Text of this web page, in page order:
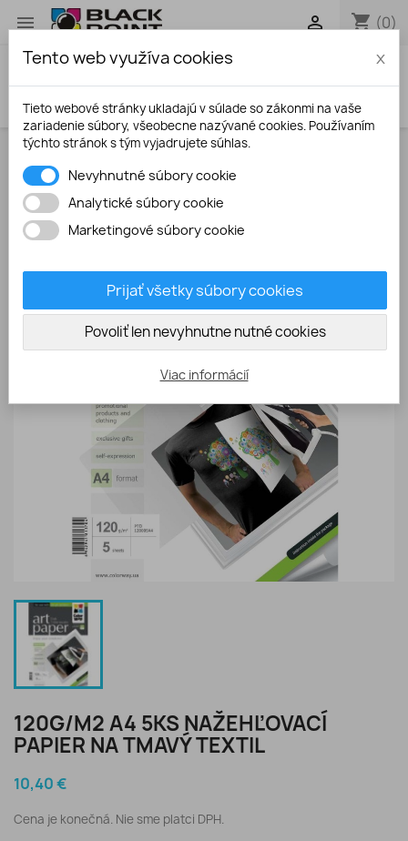
 shopping_cart (0)

search
nažehľovací papier na tmavý textil
120G/M2 A4 5KS NAŽEHĽOVACÍ
PAPIER NA TMAVÝ TEXTIL
10,40 €
Cena je konečná. Nie sme platci DPH.
Tento web využíva cookies x
Tieto webové stránky ukladajú v súlade so zákonmi na vaše
zariadenie súbory, všeobecne nazývané cookies. Používaním
týchto stránok s tým vyjadrujete súhlas.
Nevyhnutné súbory cookie
Analytické súbory cookie
Marketingové súbory cookie
Prijať všetky súbory cookies
Povoliť len nevyhnutne nutné cookies
Viac informácií